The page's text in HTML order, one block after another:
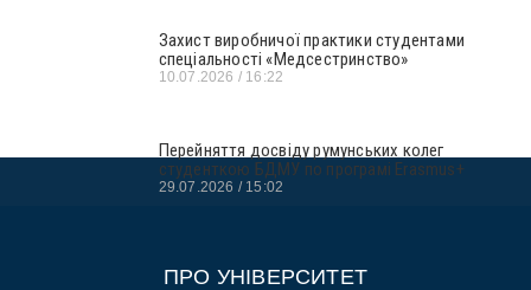
Захист виробничої практики студентами
спеціальності «Медсестринство»
10.07.2026 16:22
Перейняття досвіду румунських колег
студенткою БДМУ по програмі Erasmus+
29.07.2026 15:02
ПРО УНІВЕРСИТЕТ